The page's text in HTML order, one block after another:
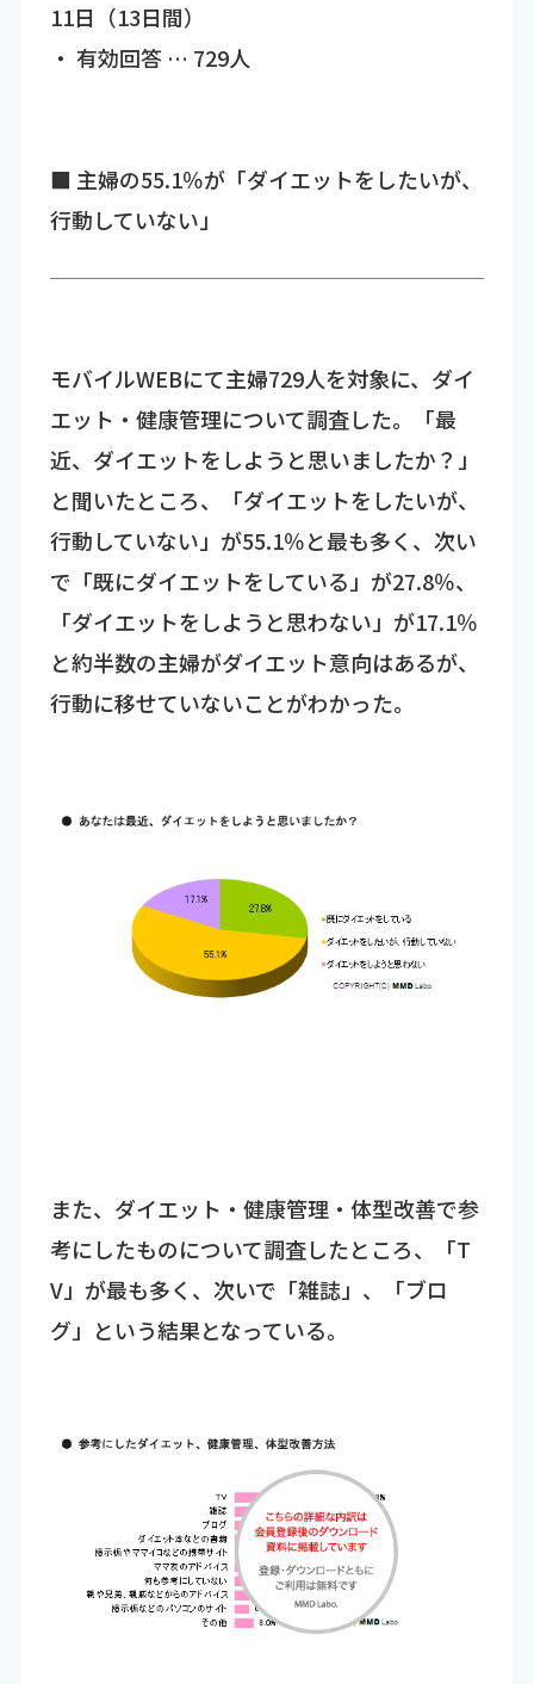
11日（13日間）
・ 有効回答 … 729人
■ 主婦の55.1％が「ダイエットをしたいが、
行動していない」
モバイルWEBにて主婦729人を対象に、ダイ
エット・健康管理について調査した。「最
近、ダイエットをしようと思いましたか？」
と聞いたところ、「ダイエットをしたいが、
行動していない」が55.1％と最も多く、次い
で「既にダイエットをしている」が27.8％、
「ダイエットをしようと思わない」が17.1％
と約半数の主婦がダイエット意向はあるが、
行動に移せていないことがわかった。
また、ダイエット・健康管理・体型改善で参
考にしたものについて調査したところ、「T
V」が最も多く、次いで「雑誌」、「ブロ
グ」という結果となっている。